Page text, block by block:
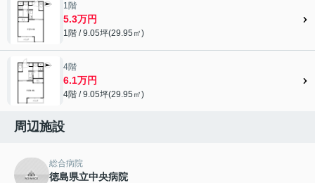
1階
5.3万円
1階 / 9.05坪(29.95㎡)
4階
6.1万円
4階 / 9.05坪(29.95㎡)
周辺施設
総合病院
徳島県立中央病院